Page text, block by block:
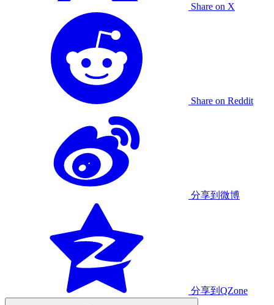
Share on X
Share on Reddit
分享到微博
分享到QZone